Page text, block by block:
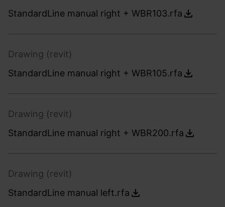
StandardLine manual right + WBR103.rfa
Drawing (revit)
StandardLine manual right + WBR105.rfa
Drawing (revit)
StandardLine manual right + WBR200.rfa
Drawing (revit)
StandardLine manual left.rfa